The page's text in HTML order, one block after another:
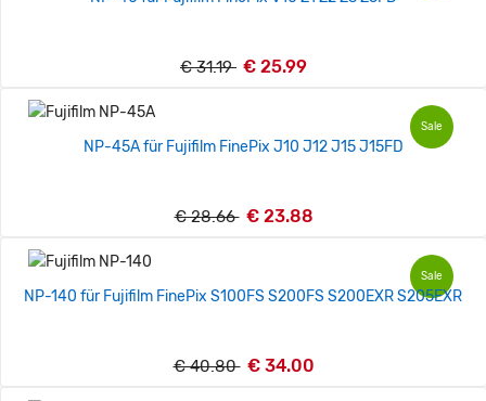
€ 31.19 € 25.99
Sale
NP-45A für Fujifilm FinePix J10 J12 J15 J15FD
€ 28.66 € 23.88
Sale
NP-140 für Fujifilm FinePix S100FS S200FS S200EXR S205EXR
€ 40.80 € 34.00